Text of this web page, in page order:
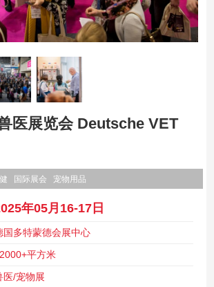
医展览会 Deutsche VET
国际展会 宠物用品
年05月16-17日
国多特蒙德会展中心
平方米
医/宠物展